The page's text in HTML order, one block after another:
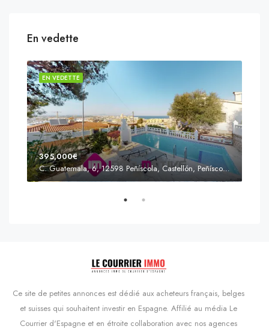
En vedette
EN VEDETTE
395,000€
C. Guatemala, 6, 12598 Peñíscola, Castellón, Peñíscola, Communauté valencienne
Ce site de petites annonces est dédié aux acheteurs français, belges
et suisses qui souhaitent investir en Espagne. Affilié au média Le
Courrier d'Espagne et en étroite collaboration avec nos agences